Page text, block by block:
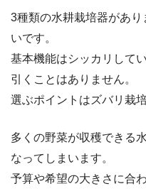
3種類の水耕栽培器があ
いです。
基本機能はシッカリして
引くことはありません。
選ぶポイントはズバリ栽
多くの野菜が収穫できる
なってしまいます。
予算や希望の大きさに合